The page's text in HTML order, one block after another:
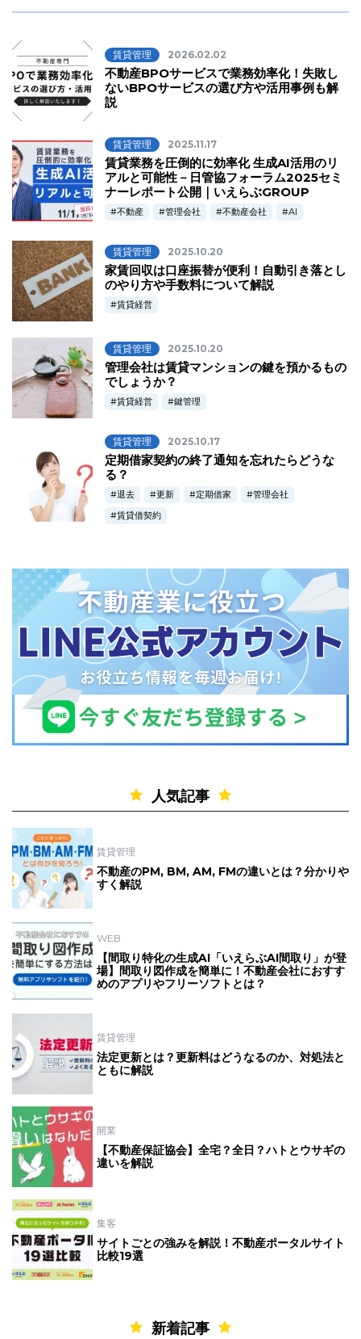
賃貸管理 2026.02.02
不動産BPOサービスで業務効率化！失敗し
ないBPOサービスの選び方や活用事例も解
説
賃貸管理 2025.11.17
賃貸業務を圧倒的に効率化 生成AI活用のリ
アルと可能性－日管協フォーラム2025セミ
ナーレポート公開｜いえらぶGROUP
不動産 管理会社 不動産会社 AI
賃貸管理 2025.10.20
家賃回収は口座振替が便利！自動引き落とし
のやり方や手数料について解説
賃貸経営
賃貸管理 2025.10.20
管理会社は賃貸マンションの鍵を預かるもの
でしょうか？
賃貸経営 鍵管理
賃貸管理 2025.10.17
定期借家契約の終了通知を忘れたらどうな
る？
退去 更新 定期借家
管理会社
賃貸借契約
人気記事
賃貸管理
不動産のPM, BM, AM, FMの違いとは？分かりや
すく解説
WEB
【間取り特化の生成AI「いえらぶAI間取り」が登
場】間取り図作成を簡単に！不動産会社におすす
めのアプリやフリーソフトとは？
賃貸管理
法定更新とは？更新料はどうなるのか、対処法と
ともに解説
開業
【不動産保証協会】全宅？全日？ハトとウサギの
違いを解説
集客
サイトごとの強みを解説！不動産ポータルサイト
比較19選
新着記事